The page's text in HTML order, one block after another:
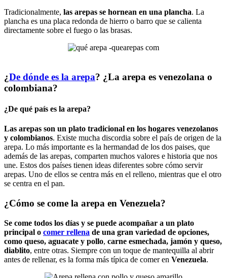
Tradicionalmente, las arepas se hornean en una plancha. La
plancha es una placa redonda de hierro o barro que se calienta
directamente sobre el fuego o las brasas.
¿De dónde es la arepa? ¿La arepa es venezolana o
colombiana?
¿De qué país es la arepa?
Las arepas son un plato tradicional en los hogares venezolanos
y colombianos. Existe mucha discordia sobre el país de origen de la
arepa. Lo más importante es la hermandad de los dos paises, que
además de las arepas, comparten muchos valores e historia que nos
une. Estos dos países tienen ideas diferentes sobre cómo servir
arepas. Uno de ellos se centra más en el relleno, mientras que el otro
se centra en el pan.
¿Cómo se come la arepa en Venezuela?
Se come todos los días y se puede acompañar a un plato
principal o comer rellena de una gran variedad de opciones,
como queso, aguacate y pollo, carne esmechada, jamón y queso,
diablito, entre otras. Siempre con un toque de mantequilla al abrir
antes de rellenar, es la forma más típica de comer en Venezuela.